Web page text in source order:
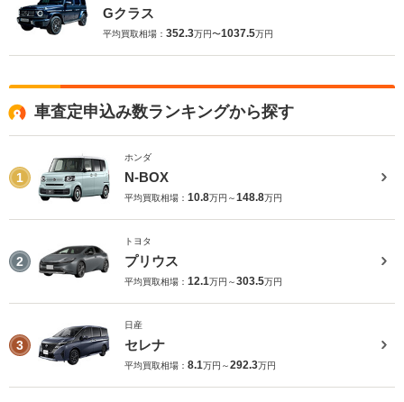
Gクラス
平均買取相場： 352.3万円〜1037.5万円
車査定申込み数ランキングから探す
1
ホンダ
N-BOX
平均買取相場： 10.8万円～148.8万円
2
トヨタ
プリウス
平均買取相場： 12.1万円～303.5万円
3
日産
セレナ
平均買取相場： 8.1万円～292.3万円